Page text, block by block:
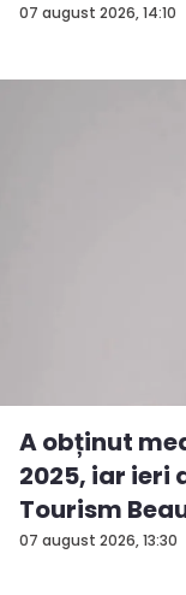
07 august 2026, 14:10
07 august 2026, 13:30
A obținut
2025, iar ieri
Tourism
Andreea...